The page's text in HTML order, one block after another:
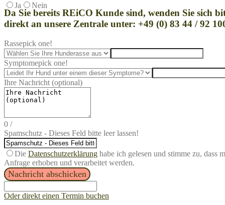
Ja
Nein
Da Sie bereits REiCO Kunde sind, wenden Sie sich
direkt an unsere Zentrale unter: +49 (0) 83 44 / 92
Rassepick one!
Symptomepick one!
Ihre Nachricht (optional)
0 /
Spamschutz - Dieses Feld bitte leer lassen!
Die Datenschutzerklärung habe ich gelesen und stimme zu, dass
Anfrage erhoben und verarbeitet werden.
Nachricht abschicken
Oder direkt einen Termin buchen